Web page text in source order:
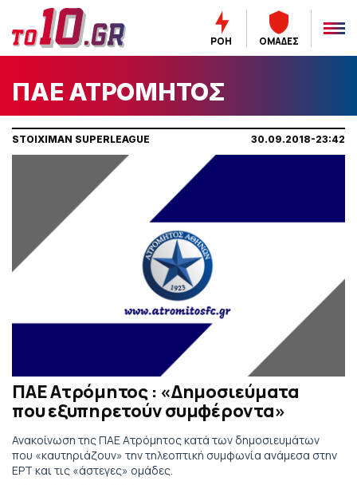
ΡΟΗ ΟΜΑΔΕΣ
ΠΑΕ ΑΤΡΟΜΗΤΟΣ
STOIXIMAN SUPERLEAGUE 30.09.2018-23:42
ΠΑΕ Ατρόμητος : «Δημοσιεύματα
που εξυπηρετούν συμφέροντα»
Ανακοίνωση της ΠΑΕ Ατρόμητος κατά των δημοσιευμάτων
που «καυτηριάζουν» την τηλεοπτική συμφωνία ανάμεσα στην
ΕΡΤ και τις «άστεγες» ομάδες.